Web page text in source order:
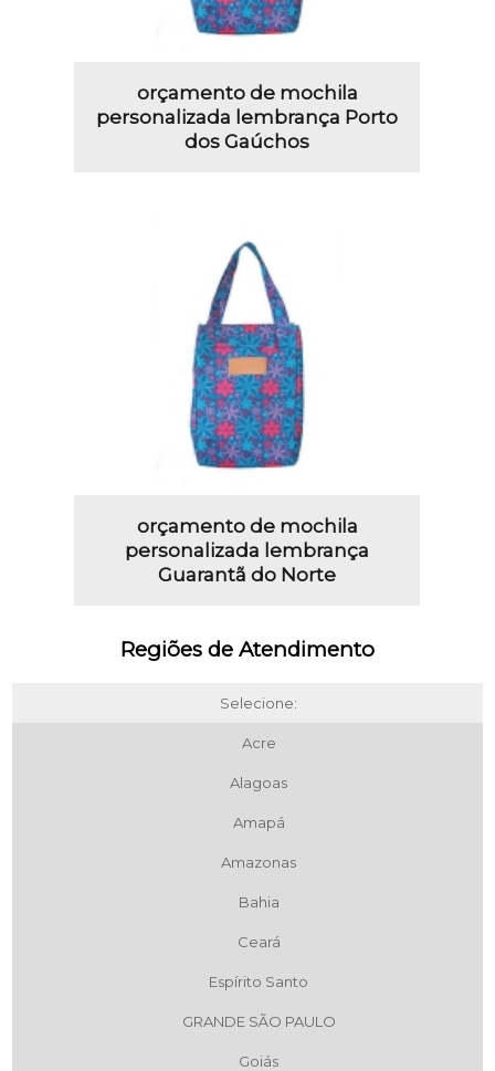
orçamento de mochila
personalizada lembrança Porto
dos Gaúchos
orçamento de mochila
personalizada lembrança
Guarantã do Norte
Regiões de Atendimento
Selecione:
Acre
Alagoas
Amapá
Amazonas
Bahia
Ceará
Espírito Santo
GRANDE SÃO PAULO
Goiás